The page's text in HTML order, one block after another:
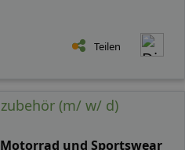
Teilen
(m/ w/ d)
Motorrad und Sportswear